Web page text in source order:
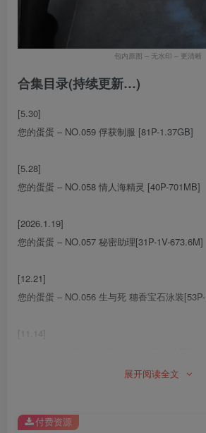
包内原图 – 无水印 – 更清晰
合集目录(持续更新…)
[5.30]
您的蛋蛋 – NO.059 俘获制服 [81P-1.37GB]
[5.28]
您的蛋蛋 – NO.058 情人海精灵 [40P-701MB]
[2026.1.19]
您的蛋蛋 – NO.057 秘密助理[31P-1V-673.6M]
[12.21]
您的蛋蛋 – NO.056 生与死 穗香宝石泳装
[11.14]
展开阅读全文
付费资源